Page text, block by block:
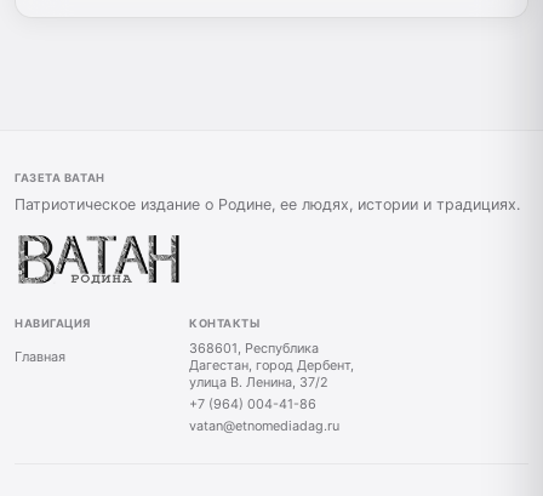
ГАЗЕТА ВАТАН
Патриотическое издание о Родине, ее людях, истории и традициях.
НАВИГАЦИЯ
Главная
КОНТАКТЫ
368601, Республика
Дагестан, город Дербент,
улица В. Ленина, 37/2
+7 (964) 004-41-86
vatan@etnomediadag.ru